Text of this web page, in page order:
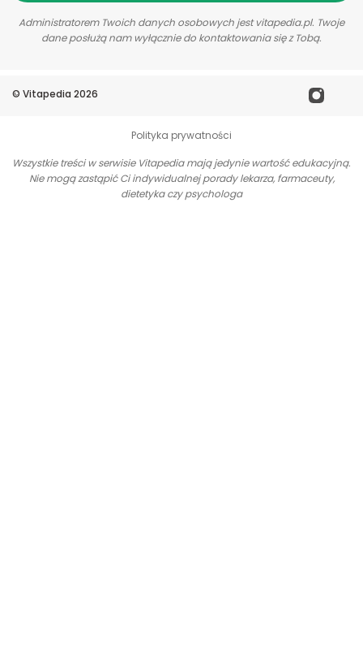
Administratorem Twoich danych osobowych jest vitapedia.pl. Twoje
dane posłużą nam wyłącznie do kontaktowania się z Tobą.
© Vitapedia 2026
Polityka prywatności
Wszystkie treści w serwisie Vitapedia mają jedynie wartość edukacyjną.
Nie mogą zastąpić Ci indywidualnej porady lekarza, farmaceuty,
dietetyka czy psychologa